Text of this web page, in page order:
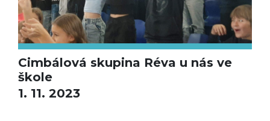
Cimbálová skupina Réva u nás ve
škole
1. 11. 2023